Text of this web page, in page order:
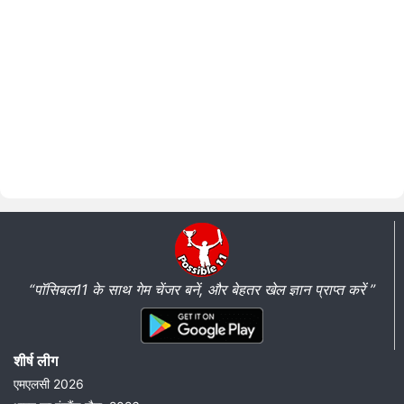
“पॉसिबल11 के साथ गेम चेंजर बनें, और बेहतर खेल ज्ञान प्राप्त करें ”
शीर्ष लीग
एमएलसी 2026